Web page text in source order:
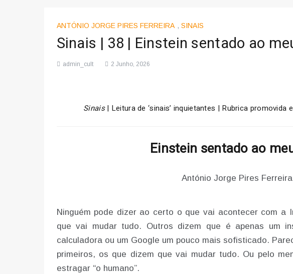
ANTÓNIO JORGE PIRES FERREIRA , SINAIS
Sinais | 38 | Einstein sentado ao
admin_cult 2 Junho, 2026
Sinais| Leitura de ‘sinais’ inquietantes | Rubrica
Einstein sentado ao
António Jorge Pires Ferreira
Ninguém pode dizer ao certo o que vai acontecer com a
que vai mudar tudo. Outros dizem que é apenas um
calculadora ou um Google um pouco mais sofisticado.
primeiros, os que dizem que vai mudar tudo. Ou pelo
estragar “o humano”.